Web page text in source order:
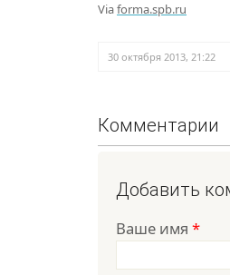
Viaforma.spb.ru
30 октября 2013, 21:22
Комментарии
Добавить
Ваше имя *